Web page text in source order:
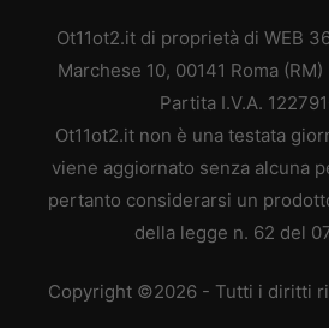
Ot11ot2.it di proprietà di WEB
Marchese 10, 00141 Roma
Partita I.V.A.
Ot11ot2.it non è una testata
viene aggiornato senza alcuna
pertanto considerarsi un
della legge n. 62 del
Copyright ©2026 - Tutti i diritti